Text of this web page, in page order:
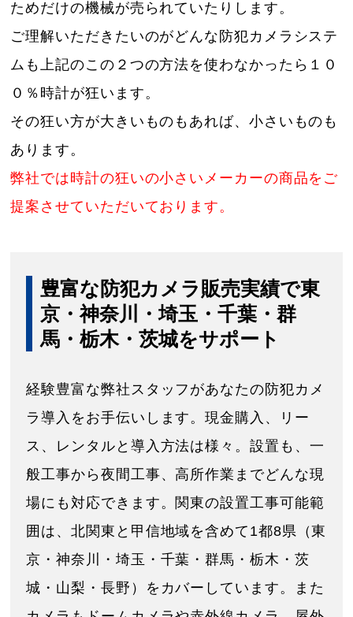
ためだけの機械が売られていたりします。
ご理解いただきたいのがどんな防犯カメラシステ
ムも上記のこの２つの方法を使わなかったら１０
０％時計が狂います。
その狂い方が大きいものもあれば、小さいものも
あります。
弊社では時計の狂いの小さいメーカーの商品をご
提案させていただいております。
豊富な防犯カメラ販売実績で東
京・神奈川・埼玉・千葉・群
馬・栃木・茨城をサポート
経験豊富な弊社スタッフがあなたの防犯カメ
ラ導入をお手伝いします。現金購入、リー
ス、レンタルと導入方法は様々。設置も、一
般工事から夜間工事、高所作業までどんな現
場にも対応できます。関東の設置工事可能範
囲は、北関東と甲信地域を含めて1都8県（東
京・神奈川・埼玉・千葉・群馬・栃木・茨
城・山梨・長野）をカバーしています。また